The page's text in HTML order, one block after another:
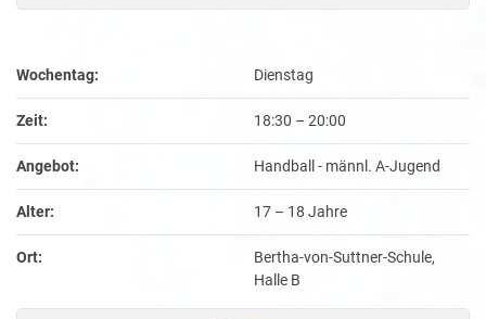
Wochentag: Dienstag
Zeit: 18:30 – 20:00
Angebot: Handball - männl. A-Jugend
Alter: 17 – 18 Jahre
Ort:
Bertha-von-Suttner-Schule,
Halle B